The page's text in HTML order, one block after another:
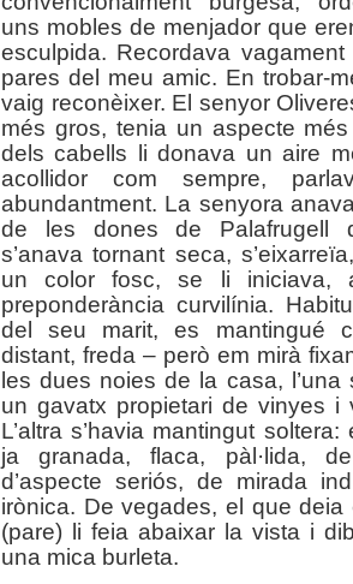
uns mobles de menjador que
esculpida. Recordava
pares del meu amic. En trobar-
vaig reconèixer. El senyor
més gros, tenia un aspecte
dels cabells li donava un aire
acollidor com sempre,
abundantment. La senyora
de les dones de Palafrugell
s’anava tornant seca,
un color fosc, se li iniciava,
preponderància curvilínia.
del seu marit, es mantingué
distant, freda – però em mirà
les dues noies de la casa, l’una
un gavatx propietari de vinyes i
L’altra s’havia mantingut
ja granada, flaca, pàl·lida,
d’aspecte seriós, de mirada
irònica. De vegades, el que deia
(pare) li feia abaixar la vista i
una mica burleta.